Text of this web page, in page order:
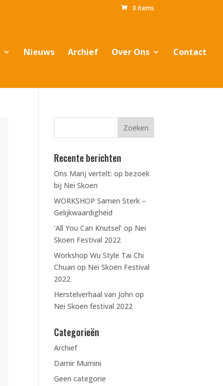
0 items
Nieuws Archief Over Ons Contact
Recente berichten
Ons Marij vertelt: op bezoek
bij Nei Skoen
WORKSHOP Samen Sterk –
Gelijkwaardigheid
‘All You Can Knutsel’ op Nei
Skoen Festival 2022
Workshop Wu Style Tai Chi
Chuan op Nei Skoen Festival
2022
Herstelverhaal van John op
Nei Skoen festival 2022
Categorieën
Archief
Damir Mumini
Geen categorie